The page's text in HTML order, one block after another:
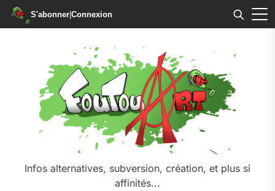
S'abonner|Connexion
Infos alternatives, subversion, création, et plus si
affinités...